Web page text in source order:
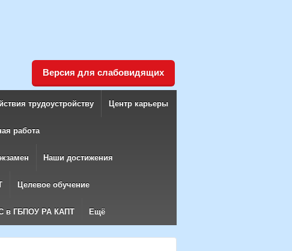
Версия для слабовидящих
трудоустройству Центр карьеры
работа
Наши достижения
Целевое обучение
в ГБПОУ РА КАПТ Ещё